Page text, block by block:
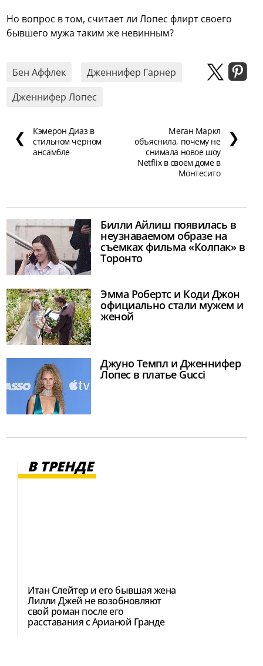
Но вопрос в том, считает ли Лопес флирт своего
бывшего мужа таким же невинным?
Бен Аффлек
Дженнифер Гарнер
Дженнифер Лопес
❮
Кэмерон Диаз в
стильном черном
ансамбле
Меган Маркл
объяснила, почему не
снимала новое шоу
Netflix в своем доме в
Монтесито
❯
Билли Айлиш появилась в
неузнаваемом образе на
съемках фильма «Колпак» в
Торонто
Эмма Робертс и Коди Джон
официально стали мужем и
женой
Джуно Темпл и Дженнифер
Лопес в платье Gucci
В ТРЕНДЕ
Итан Слейтер и его бывшая жена
Лилли Джей не возобновляют
свой роман после его
расставания с Арианой Гранде